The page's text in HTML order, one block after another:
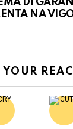
DI
NA